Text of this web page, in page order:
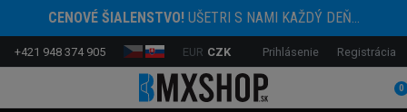
CENOVÉ ŠIALENSTVO!UŠETRI S NAMI KAŽDÝ DEŇ...
+421 948 374 905 EUR CZK Prihlásenie Registrácia
0